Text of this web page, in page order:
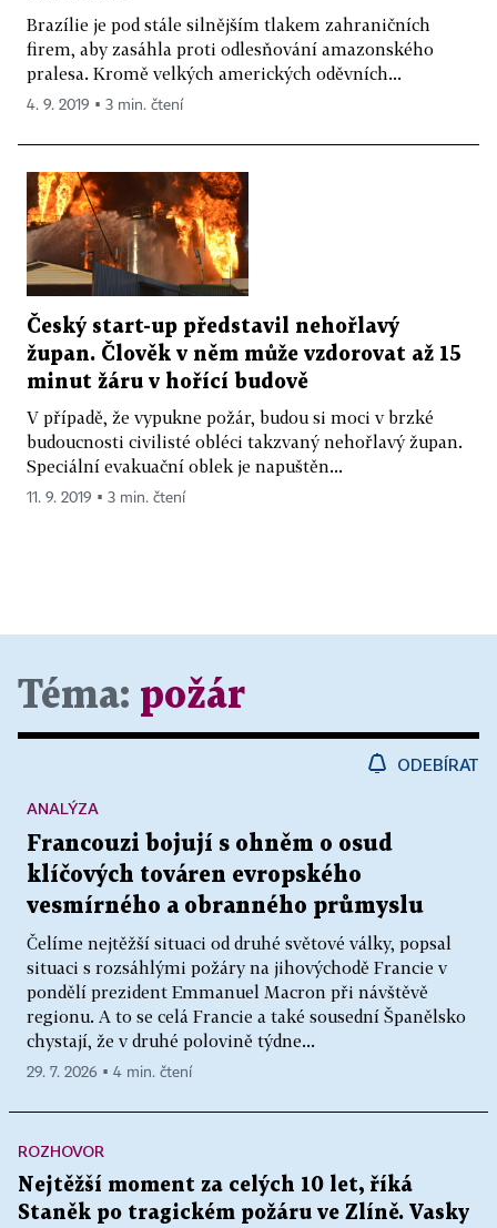
Brazílie je pod stále silnějším tlakem zahraničních
firem, aby zasáhla proti odlesňování amazonského
pralesa. Kromě velkých amerických oděvních...
4. 9. 2019 ▪ 3 min. čtení
Český start-up představil nehořlavý
župan. Člověk v něm může vzdorovat až 15
minut žáru v hořící budově
V případě, že vypukne požár, budou si moci v brzké
budoucnosti civilisté obléci takzvaný nehořlavý župan.
Speciální evakuační oblek je napuštěn...
11. 9. 2019 ▪ 3 min. čtení
Téma: požár
ODEBÍRAT
Francouzi bojují s ohněm o osud
klíčových továren evropského
vesmírného a obranného průmyslu
Čelíme nejtěžší situaci od druhé světové války, popsal
situaci s rozsáhlými požáry na jihovýchodě Francie v
pondělí prezident Emmanuel Macron při návštěvě
regionu. A to se celá Francie a také sousední Španělsko
chystají, že v druhé polovině týdne...
ANALÝZA
29. 7. 2026 ▪ 4 min. čtení
ROZHOVOR
Nejtěžší moment za celých 10 let, říká
Staněk po tragickém požáru ve Zlíně. Vasky